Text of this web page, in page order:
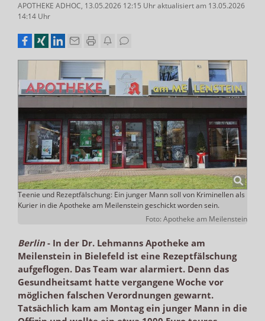
APOTHEKE ADHOC, 13.05.2026 12:15 Uhraktualisiert am 13.05.2026
14:14 Uhr
Teenie und Rezeptfälschung: Ein junger Mann soll von Kriminellen als
Kurier in die Apotheke am Meilenstein geschickt worden sein.
Foto: Apotheke am Meilenstein
Berlin- In der Dr. Lehmanns Apotheke am
Meilenstein in Bielefeld ist eine Rezeptfälschung
aufgeflogen. Das Team war alarmiert. Denn das
Gesundheitsamt hatte vergangene Woche vor
möglichen falschen Verordnungen gewarnt.
Tatsächlich kam am Montag ein junger Mann in die